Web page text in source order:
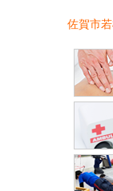
佐賀市若楠